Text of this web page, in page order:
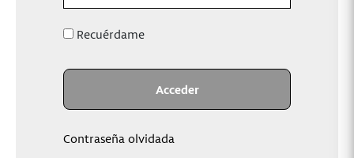
Recuérdame
Contraseña olvidada